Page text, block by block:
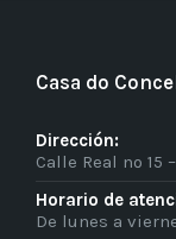
Casa do
Dirección:
Calle Real nº 15
Horario de
De lunes a